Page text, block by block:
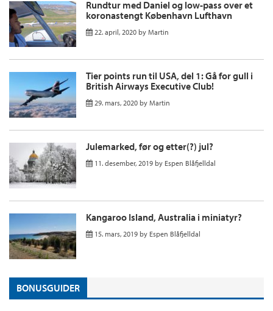
Rundtur med Daniel og low-pass over et
koronastengt København Lufthavn
22. april, 2020 by Martin
Tier points run til USA, del 1: Gå for gull i
British Airways Executive Club!
29. mars, 2020 by Martin
Julemarked, før og etter(?) jul?
11. desember, 2019 by Espen Blåfjelldal
Kangaroo Island, Australia i miniatyr?
15. mars, 2019 by Espen Blåfjelldal
BONUSGUIDER